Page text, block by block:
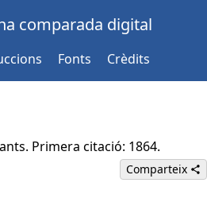
comparada digital
Fonts Crèdits
Primera citació: 1864.
Comparteix